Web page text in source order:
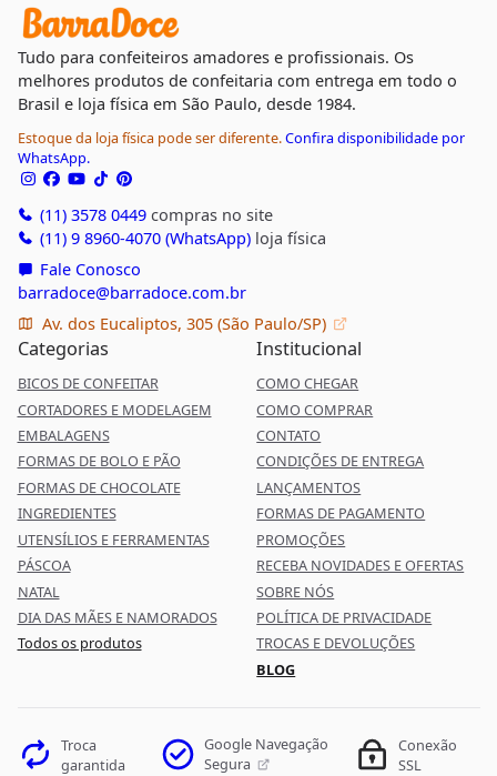
Tudo para confeiteiros amadores e profissionais. Os
melhores produtos de confeitaria com entrega em todo o
Brasil e loja física em São Paulo, desde 1984.
Estoque da loja física pode ser diferente.Confira disponibilidade por
WhatsApp.
(11) 3578 0449compras no site
(11) 9 8960-4070 (WhatsApp)loja física
Fale Conosco
barradoce@barradoce.com.br
Av. dos Eucaliptos, 305 (São Paulo/SP)
Categorias
BICOS DE CONFEITAR
CORTADORES E MODELAGEM
EMBALAGENS
FORMAS DE BOLO E PÃO
FORMAS DE CHOCOLATE
INGREDIENTES
UTENSÍLIOS E FERRAMENTAS
PÁSCOA
NATAL
DIA DAS MÃES E NAMORADOS
Todos os produtos
Institucional
COMO CHEGAR
COMO COMPRAR
CONTATO
CONDIÇÕES DE ENTREGA
LANÇAMENTOS
FORMAS DE PAGAMENTO
PROMOÇÕES
RECEBA NOVIDADES E OFERTAS
SOBRE NÓS
POLÍTICA DE PRIVACIDADE
TROCAS E DEVOLUÇÕES
BLOG
Troca
garantida
Google Navegação
Segura
Conexão
SSL